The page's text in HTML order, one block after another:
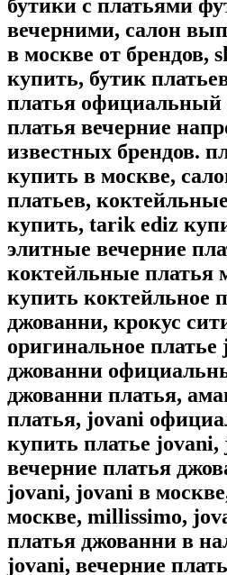
бутики с платьями
вечерними, салон
в москве от брендов,
купить, бутик
платья официальный
платья вечерние
известных брендов.
купить в москве,
платьев,
купить, tarik ediz
элитные вечерние
коктейльные платья
купить коктейльное
джованни, крокус
оригинальное
джованни
джованни платья,
платья, jovani
купить платье
вечерние платья
jovani, jovani в
москве, millissimo,
платья джованни в
jovani, вечерние